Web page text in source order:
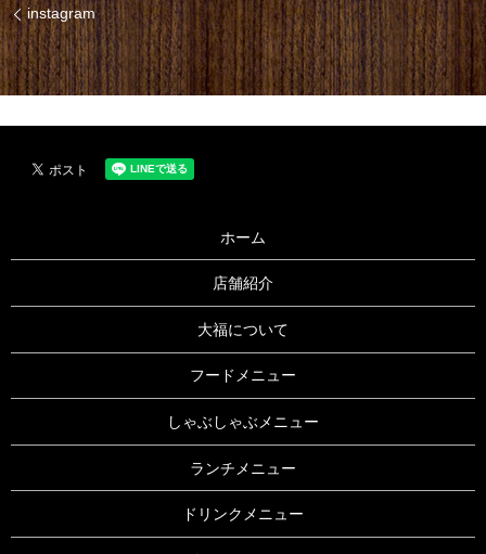
instagram
ホーム
店舗紹介
大福について
フードメニュー
しゃぶしゃぶメニュー
ランチメニュー
ドリンクメニュー